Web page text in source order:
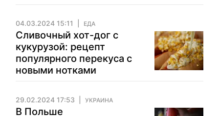
04.03.2024 15:11 ЕДА
Сливочный хот-дог с
кукурузой: рецепт
популярного перекуса с
новыми нотками
29.02.2024 17:53 УКРАИНА
В Польше